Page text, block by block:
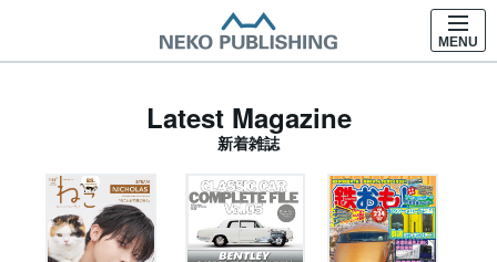
MENU
Latest Magazine
新着雑誌